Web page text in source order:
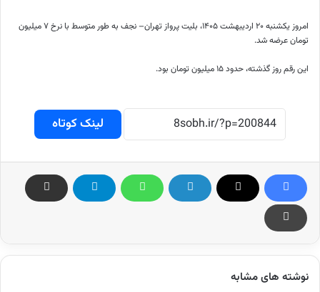
امروز یکشنبه ۲۰ اردیبهشت ۱۴۰۵، بلیت پرواز تهران– نجف به طور متوسط با نرخ ۷ میلیون
تومان عرضه شد.
این رقم روز گذشته، حدود ۱۵ میلیون تومان بود.
لینک کوتاه
نوشته های مشابه